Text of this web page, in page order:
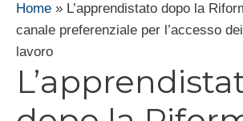
Home » L’apprendistato dopo la
canale preferenziale per l’accesso
lavoro